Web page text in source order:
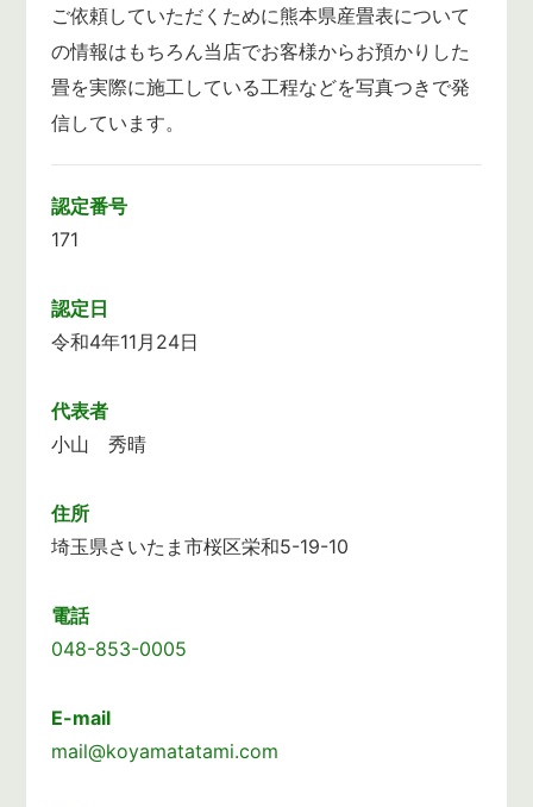
ご依頼していただくために熊本県産畳表について
の情報はもちろん当店でお客様からお預かりした
畳を実際に施工している工程などを写真つきで発
信しています。
認定番号
171
認定日
令和4年11月24日
代表者
小山 秀晴
住所
埼玉県さいたま市桜区栄和5-19-10
電話
048-853-0005
E-mail
mail@koyamatatami.com